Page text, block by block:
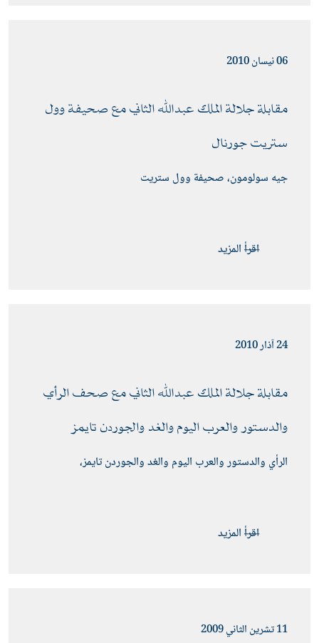
06 نيسان 2010
ستريت جورنال
جيه سولومون، صحيفة وول ستريت
اقرأ المزيد
24 آذار 2010
والدستور والعرب اليوم والغد والجوردن تايمز
الرأي والدستور والعرب اليوم والغد والجوردن تايمز،
اقرأ المزيد
11 تشرين الثاني 2009